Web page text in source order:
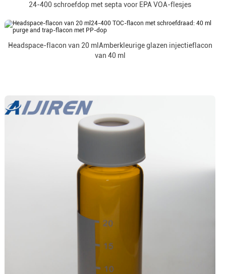
24-400 schroefdop met septa voor EPA VOA-flesjes
Headspace-flacon van 20 mlAmberkleurige glazen injectieflacon
van 40 ml